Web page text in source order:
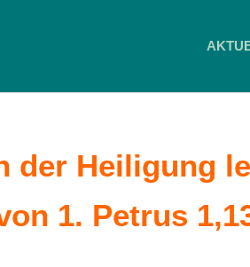
der Heiligung
1. Petrus